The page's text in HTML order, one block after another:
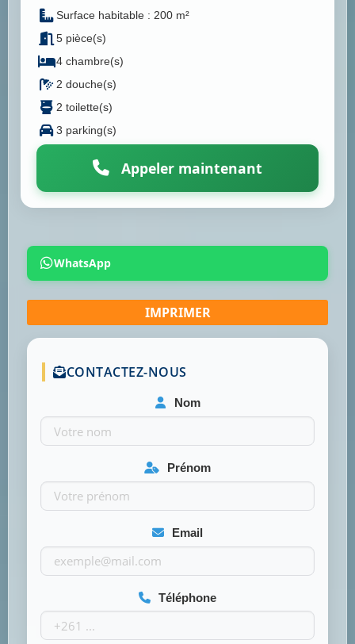
Surface habitable : 200 m²
5 pièce(s)
4 chambre(s)
2 douche(s)
2 toilette(s)
3 parking(s)
Appeler maintenant
WhatsApp
CONTACTEZ-NOUS
Nom
Prénom
Email
Téléphone